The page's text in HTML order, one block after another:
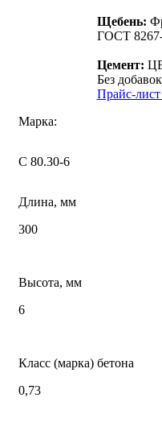
Щебень:
ГОСТ
Цемент:
Без
Прайс-
Марка:
С 80.30-6
Длина, мм
300
Высота, мм
6
Класс (марка) бетона
0,73